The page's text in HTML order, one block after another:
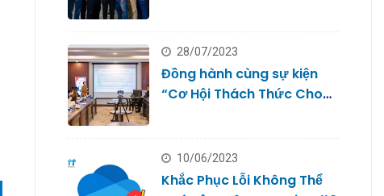
28/07/2023
Đồng hành cùng sự kiện
“Cơ Hội Thách Thức Cho
10/06/2023
Khắc Phục Lỗi Không Thể